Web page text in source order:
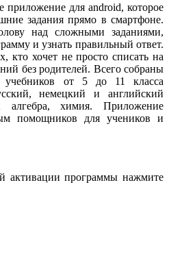
приложение для android, которое
задания прямо в смартфоне.
над сложными заданиями,
и узнать правильный ответ.
кто хочет не просто списать на
без родителей. Всего собраны
учебников от 5 до 11 класса
немецкий и английский
алгебра, химия. Приложение
помощников для учеников и
активации программы нажмите